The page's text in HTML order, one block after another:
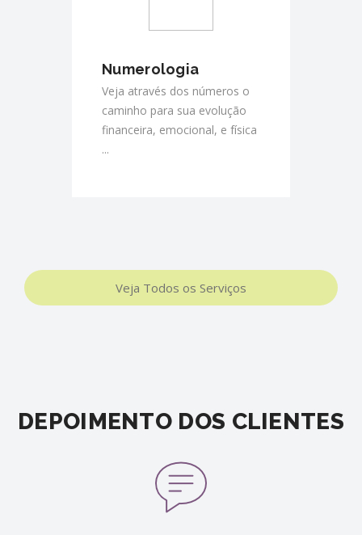
Numerologia
Veja através dos números o
caminho para sua evolução
financeira, emocional, e física
...
Veja Todos os Serviços
DEPOIMENTO DOS CLIENTES